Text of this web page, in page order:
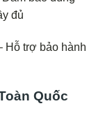
đủ
Hỗ trợ bảo hành
Quốc